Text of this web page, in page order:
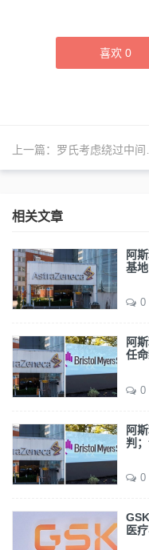
喜欢 0
上一篇： 罗氏考虑绕过中间商在美国直销药品；百时美施贵宝与贝恩资本联合成立独立生物制药公司；礼来替尔泊肽在中国获批新适应症 | 日报
相关文章
阿
基
0
阿
任
0
阿
判
0
医